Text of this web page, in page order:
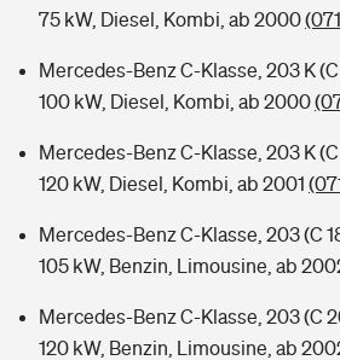
75 kW, Diesel, Kombi, ab 2000
Mercedes-Benz C-Klasse, 203 K
100 kW, Diesel, Kombi, ab 2000
Mercedes-Benz C-Klasse, 203 K
120 kW, Diesel, Kombi, ab 2001
Mercedes-Benz C-Klasse, 203 (C
105 kW, Benzin, Limousine, ab
Mercedes-Benz C-Klasse, 203 (C
120 kW, Benzin, Limousine, ab